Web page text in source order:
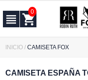
0
INICIO /CAMISETA FOX
CAMISETA ESPAÑA